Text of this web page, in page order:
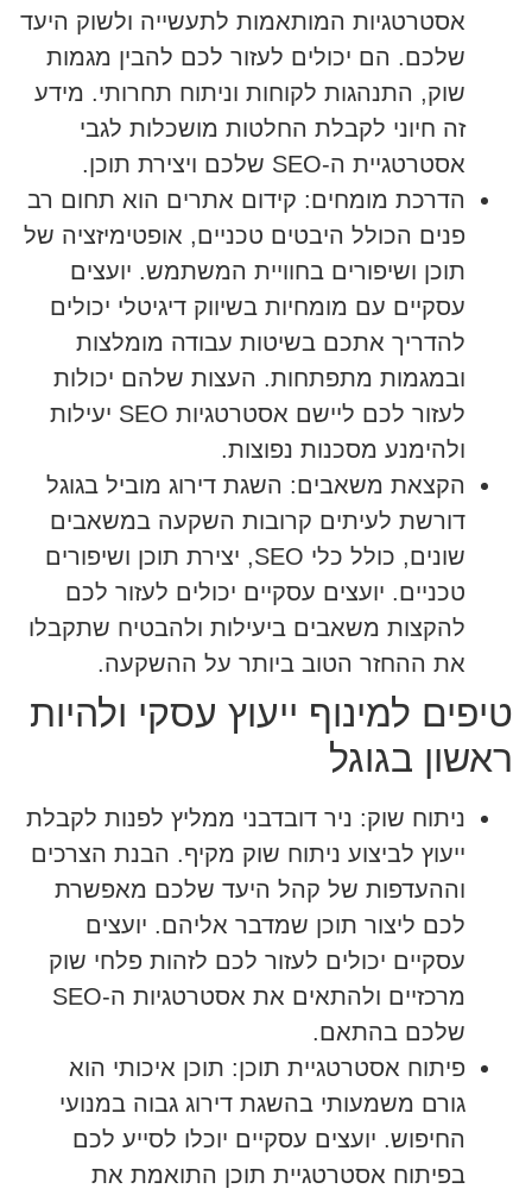
אסטרטגיות המותאמות לתעשייה ולשוק היעד
שלכם. הם יכולים לעזור לכם להבין מגמות
שוק, התנהגות לקוחות וניתוח תחרותי. מידע
זה חיוני לקבלת החלטות מושכלות לגבי
אסטרטגיית ה-SEO שלכם ויצירת תוכן.
הדרכת מומחים:קידום אתרים הוא תחום רב
פנים הכולל היבטים טכניים, אופטימיזציה של
תוכן ושיפורים בחוויית המשתמש. יועצים
עסקיים עם מומחיות בשיווק דיגיטלי יכולים
להדריך אתכם בשיטות עבודה מומלצות
ובמגמות מתפתחות. העצות שלהם יכולות
לעזור לכם ליישם אסטרטגיות SEO יעילות
ולהימנע מסכנות נפוצות.
הקצאת משאבים:השגת דירוג מוביל בגוגל
דורשת לעיתים קרובות השקעה במשאבים
שונים, כולל כלי SEO, יצירת תוכן ושיפורים
טכניים. יועצים עסקיים יכולים לעזור לכם
להקצות משאבים ביעילות ולהבטיח שתקבלו
את ההחזר הטוב ביותר על ההשקעה.
טיפים למינוף ייעוץ עסקי ולהיות
ראשון בגוגל
ניתוח שוק:ניר דובדבני ממליץ לפנות לקבלת
ייעוץ לביצוע ניתוח שוק מקיף. הבנת הצרכים
וההעדפות של קהל היעד שלכם מאפשרת
לכם ליצור תוכן שמדבר אליהם. יועצים
עסקיים יכולים לעזור לכם לזהות פלחי שוק
מרכזיים ולהתאים את אסטרטגיות ה-SEO
שלכם בהתאם.
פיתוח אסטרטגיית תוכן:תוכן איכותי הוא
גורם משמעותי בהשגת דירוג גבוה במנועי
החיפוש. יועצים עסקיים יוכלו לסייע לכם
בפיתוח אסטרטגיית תוכן התואמת את